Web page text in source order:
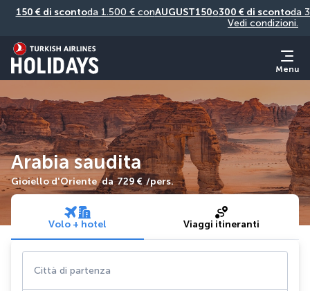
150 € di scontoda 1.500 € conAUGUST150o300 € di scontoda
Vedi condizioni.
Menu
Arabia saudita
Gioiello d'Oriente da 729 € /pers.
Volo + hotel Viaggi itineranti
Città di partenza